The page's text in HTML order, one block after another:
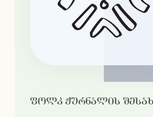
ფოლკ ჟურნალის